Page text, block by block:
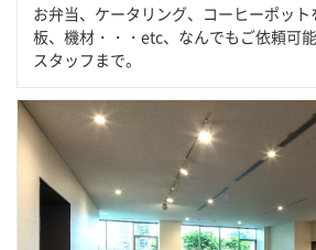
お弁当、ケータリング、コーヒーポッ
板、機材・・・etc、なんでもご依頼可
スタッフまで。